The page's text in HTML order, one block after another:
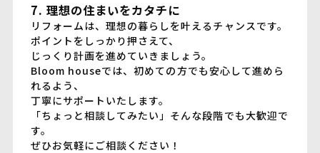
7. 理想の住まいをカタチに
リフォームは、理想の暮らしを叶えるチャンスです。
ポイントをしっかり押さえて、
じっくり計画を進めていきましょう。
Bloom houseでは、初めての方でも安心して進めら
れるよう、
丁寧にサポートいたします。
「ちょっと相談してみたい」そんな段階でも大歓迎で
す。
ぜひお気軽にご相談ください！